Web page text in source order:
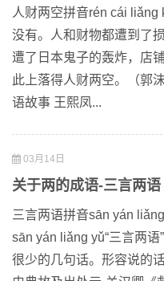
人财两空拼音rén cái liǎng
没有。人和财物都遭到了
遭了日本鬼子的轰炸，店
此上落得人财两空。（郭
语故事 王熙凤...
03月14日
关于两的成语-三言两语
三言两语拼音sān yán
sān yán liǎng yǔ“三言两语
很少的几句话。形容说的